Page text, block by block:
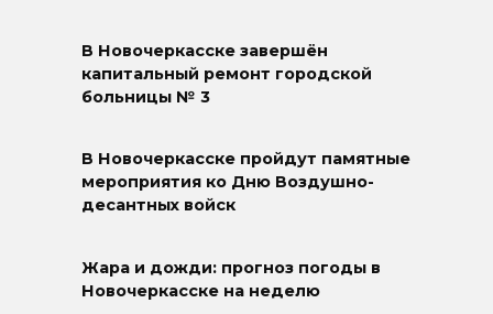
В Новочеркасске завершён
капитальный ремонт городской
больницы № 3
В Новочеркасске пройдут памятные
мероприятия ко Дню Воздушно-
десантных войск
Жара и дожди: прогноз погоды в
Новочеркасске на неделю